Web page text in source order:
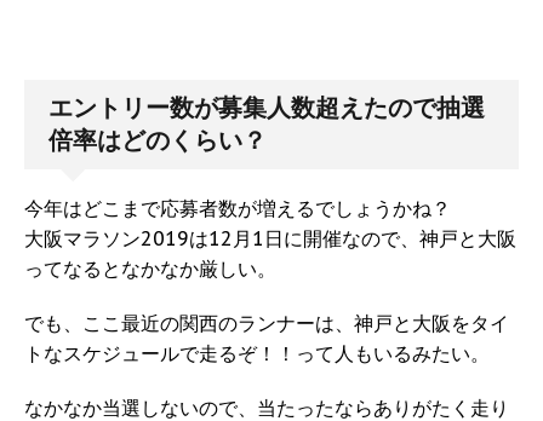
エントリー数が募集人数超えたので抽選
倍率はどのくらい？
今年はどこまで応募者数が増えるでしょうかね？
大阪マラソン2019は12月1日に開催なので、神戸と大阪
ってなるとなかなか厳しい。
でも、ここ最近の関西のランナーは、神戸と大阪をタイ
トなスケジュールで走るぞ！！って人もいるみたい。
なかなか当選しないので、当たったならありがたく走り